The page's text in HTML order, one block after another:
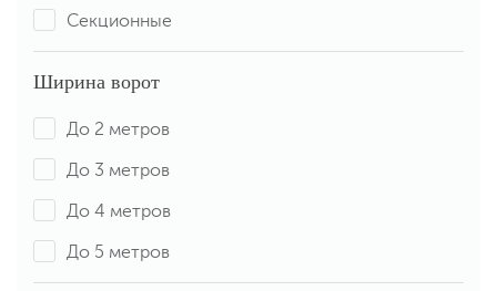
Секционные
Ширина ворот
До 2 метров
До 3 метров
До 4 метров
До 5 метров